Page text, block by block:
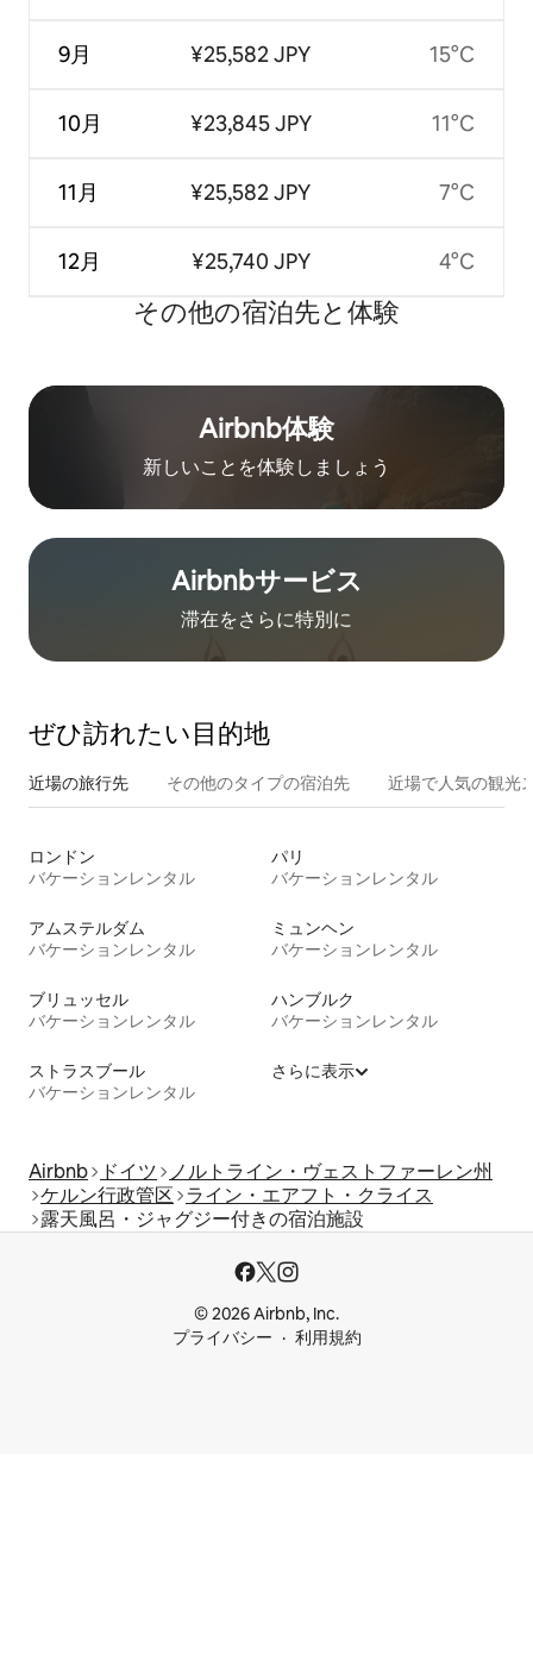
9月
10月
11月
12月
¥25,582 JPY
¥23,845 JPY
¥25,582 JPY
¥25,740 JPY
15°C
11°C
7°C
4°C
その他の宿⁠泊⁠先と体⁠験
Airbnb体験
新しいことを体験しましょう
Airbnb⁠サ⁠ー⁠ビ⁠ス
滞在をさ⁠ら⁠に特⁠別⁠に
ぜひ訪⁠れ⁠た⁠い目⁠的⁠地
近場の旅行先 その他のタ⁠イ⁠プ⁠の宿⁠泊⁠先 近場で人気の観光
ロンドン
バケーションレンタル
パリ
バケーションレンタル
アムステルダム
バケーションレンタル
ミュンヘン
バケーションレンタル
ブリュッセル
バケーションレンタル
ハンブルク
バケーションレンタル
ストラスブール
バケーションレンタル
さらに表示
Airbnb ドイツ
ノルトライン・ヴェストファーレン州
ケルン行政管区 ライン・エアフト・クライス
露天風呂・ジャグジー付きの宿泊施設
© 2026 Airbnb, Inc.
プライバシー
利用規約